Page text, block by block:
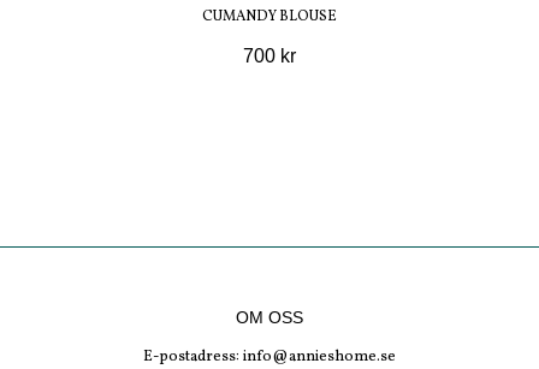
CUMANDY BLOUSE
700 kr
OM OSS
E-postadress: info@annieshome.se